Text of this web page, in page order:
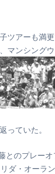
ツアーも満
マンシング
っていた。
とのプレー
ダ・オーラ